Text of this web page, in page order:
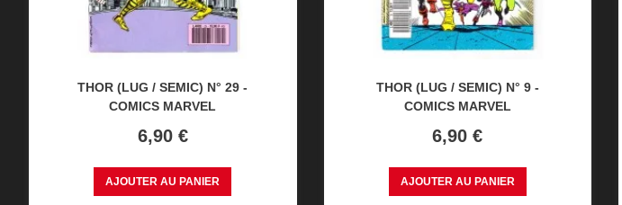
THOR (LUG / SEMIC) N° 29 -
COMICS MARVEL
Prix
6,90 €
AJOUTER AU PANIER
THOR (LUG / SEMIC) N° 9 -
COMICS MARVEL
Prix
6,90 €
AJOUTER AU PANIER